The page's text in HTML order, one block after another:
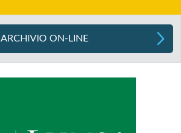
ARCHIVIO ON-LINE